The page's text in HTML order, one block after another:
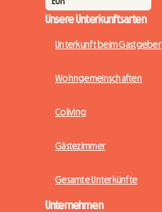
Unsere Unterkunftsarten
Unterkunft beim Gastgeber
Wohngemeinschaften
Coliving
Gästezimmer
Gesamte Unterkünfte
Unternehmen